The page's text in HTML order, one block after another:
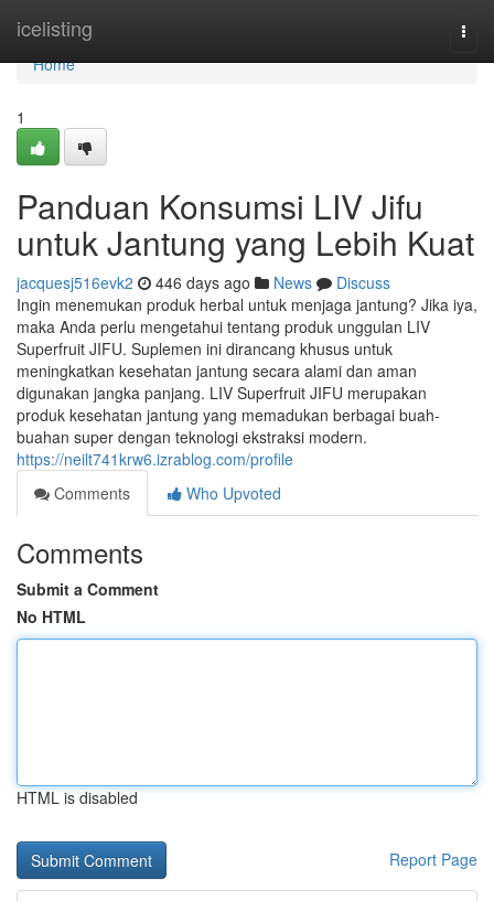
icelisting
Home
Home
1
Panduan Konsumsi LIV Jifu
untuk Jantung yang Lebih Kuat
jacquesj516evk2 446 days ago News
Discuss
Ingin menemukan produk herbal untuk menjaga jantung? Jika iya,
maka Anda perlu mengetahui tentang produk unggulan LIV
Superfruit JIFU. Suplemen ini dirancang khusus untuk
meningkatkan kesehatan jantung secara alami dan aman
digunakan jangka panjang. LIV Superfruit JIFU merupakan
produk kesehatan jantung yang memadukan berbagai buah-
buahan super dengan teknologi ekstraksi modern.
https://neilt741krw6.izrablog.com/profile
Comments
Who Upvoted
Comments
Submit a Comment
No HTML
HTML is disabled
Report Page